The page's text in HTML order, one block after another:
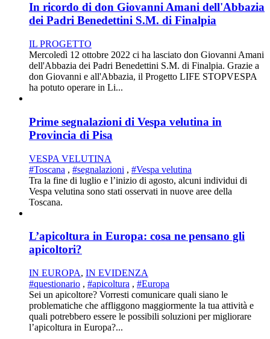
In ricordo di don Giovanni Amani dell'Abbazia
dei Padri Benedettini S.M. di Finalpia
IL PROGETTO
Mercoledì 12 ottobre 2022 ci ha lasciato don Giovanni Amani
dell'Abbazia dei Padri Benedettini S.M. di Finalpia. Grazie a
don Giovanni e all'Abbazia, il Progetto LIFE STOPVESPA
ha potuto operare in Li...
Prime segnalazioni di Vespa velutina in
Provincia di Pisa
VESPA VELUTINA
#Toscana , #segnalazioni , #Vespa velutina
Tra la fine di luglio e l’inizio di agosto, alcuni individui di
Vespa velutina sono stati osservati in nuove aree della
Toscana.
L’apicoltura in Europa: cosa ne pensano gli
apicoltori?
IN EUROPA, IN EVIDENZA
#questionario , #apicoltura , #Europa
Sei un apicoltore? Vorresti comunicare quali siano le
problematiche che affliggono maggiormente la tua attività e
quali potrebbero essere le possibili soluzioni per migliorare
l’apicoltura in Europa?...